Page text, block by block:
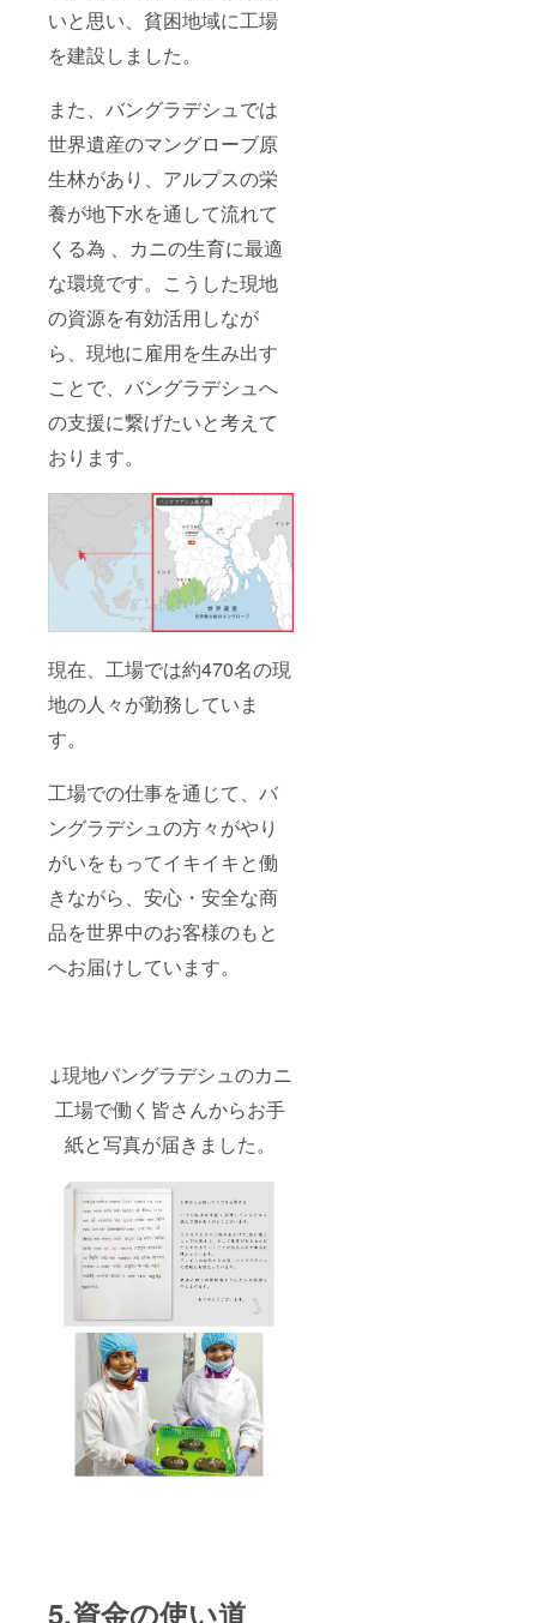
いと思い、貧困地域に工場
を建設しました。
また、バングラデシュでは
世界遺産のマングローブ原
生林があり、アルプスの栄
養が地下水を通して流れて
くる為 、カニの生育に最適
な環境です。こうした現地
の資源を有効活用しなが
ら、現地に雇用を生み出す
ことで、バングラデシュへ
の支援に繋げたいと考えて
おります。
現在、工場では約470名の現
地の人々が勤務していま
す。
工場での仕事を通じて、バ
ングラデシュの方々がやり
がいをもってイキイキと働
きながら、安心・安全な商
品を世界中のお客様のもと
へお届けしています。
↓現地バングラデシュのカニ
工場で働く皆さんからお手
紙と写真が届きました。
5.資金の使い道